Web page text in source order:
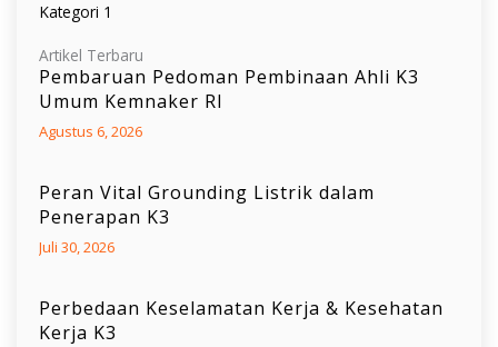
Kategori 1
Artikel Terbaru
Pembaruan Pedoman Pembinaan Ahli K3
Umum Kemnaker RI
Agustus 6, 2026
Peran Vital Grounding Listrik dalam
Penerapan K3
Juli 30, 2026
Perbedaan Keselamatan Kerja & Kesehatan
Kerja K3